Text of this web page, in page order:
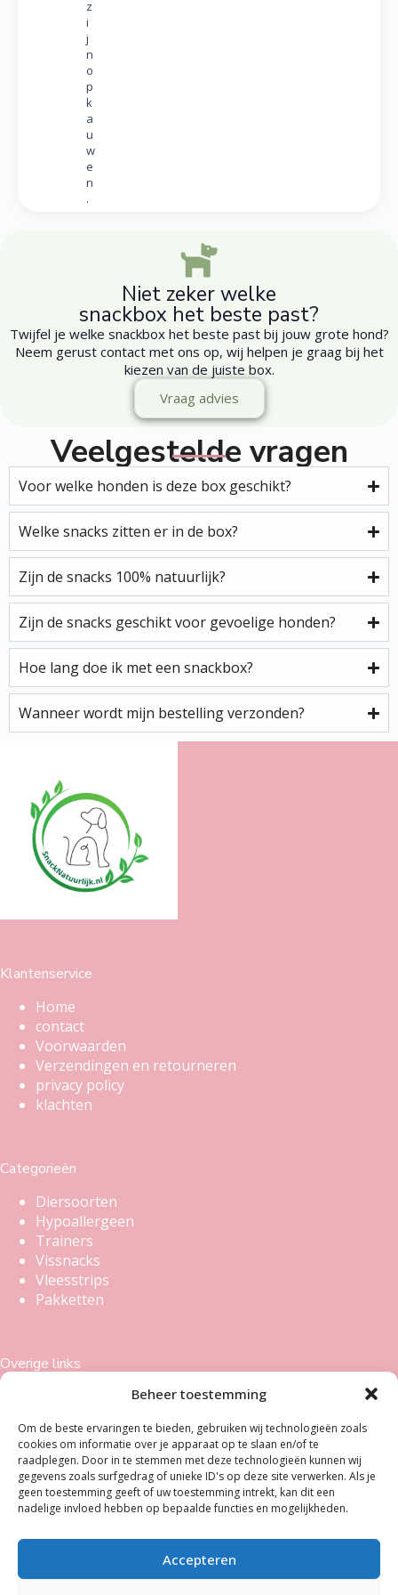
Beheer toestemming
Om de beste ervaringen te bieden, gebruiken wij technologieën zoals
cookies om informatie over je apparaat op te slaan en/of te
raadplegen. Door in te stemmen met deze technologieën kunnen wij
gegevens zoals surfgedrag of unieke ID's op deze site verwerken. Als je
geen toestemming geeft of uw toestemming intrekt, kan dit een
nadelige invloed hebben op bepaalde functies en mogelijkheden.
Accepteren
z
i
j
n
o
p
k
a
u
w
e
n
.
Niet zeker welke
snackbox het beste past?
Twijfel je welke snackbox het beste past bij jouw grote hond?
Neem gerust contact met ons op, wij helpen je graag bij het
kiezen van de juiste box.
Vraag advies
Veelgestelde vragen
Voor welke honden is deze box geschikt?
Welke snacks zitten er in de box?
Zijn de snacks 100% natuurlijk?
Zijn de snacks geschikt voor gevoelige honden?
Hoe lang doe ik met een snackbox?
Wanneer wordt mijn bestelling verzonden?
Klantenservice
Home
contact
Voorwaarden
Verzendingen en retourneren
privacy policy
klachten
Categorieën
Diersoorten
Hypoallergeen
Trainers
Vissnacks
Vleesstrips
Pakketten
Overige links
Snackgids
Email: info@snacknatuurlijk.nl
Telefoon/whatsapp: 0625445655
KvK: 42005376
BTW: NL005427886B45